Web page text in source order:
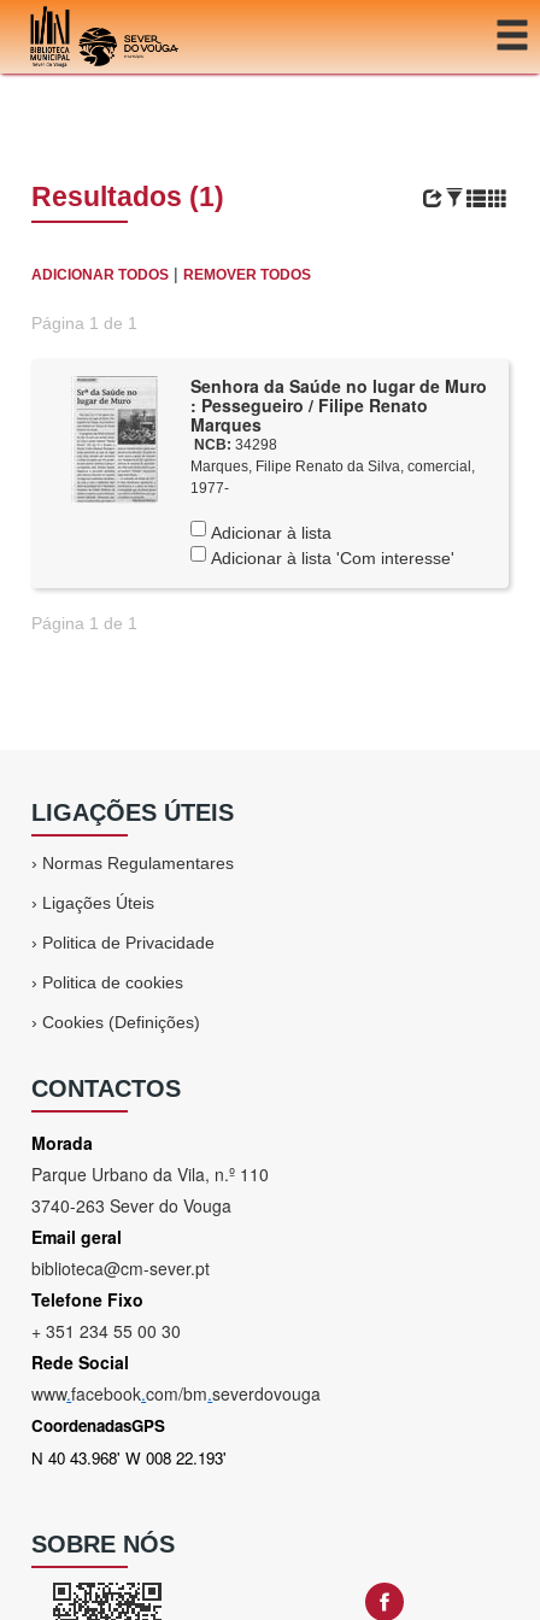
Ir para o conteúdo
Resultados (1)
ADICIONAR TODOS |REMOVER TODOS
Página 1 de 1
Senhora da Saúde no lugar de Muro
: Pessegueiro / Filipe Renato
Marques
NCB: 34298
Marques, Filipe Renato da Silva, comercial,
1977-
Adicionar à lista
Adicionar à lista 'Com interesse'
Página 1 de 1
LIGAÇÕES ÚTEIS
› Normas Regulamentares
› Ligações Úteis
› Politica de Privacidade
› Politica de cookies
›Cookies (Definições)
CONTACTOS
Morada
Parque Urbano da Vila, n.º 110
3740-263 Sever do Vouga
Email geral
biblioteca@cm-sever.pt
Telefone Fixo
+ 351 234 55 00 30
Rede Social
www.facebook.com/bm.severdovouga
CoordenadasGPS
N 40 43.968' W 008 22.193'
SOBRE NÓS